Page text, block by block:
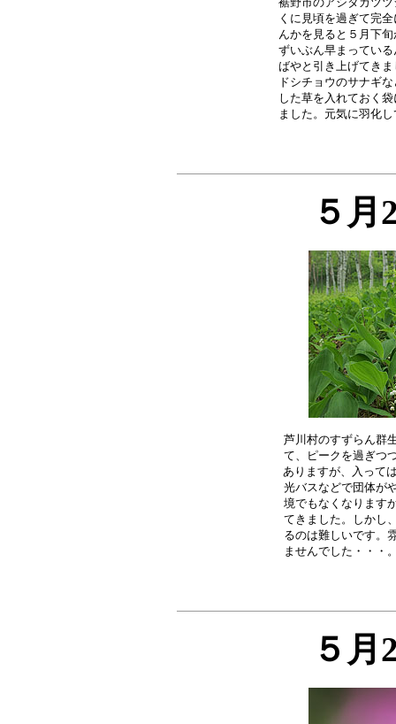
くに見頃を過ぎて完
んかを見ると５月下
ずいぶん早まってい
ばやと引き上げてき
ドシチョウのサナギ
した草を入れておく
５月
芦川村のすずらん群
て、ピークを過ぎつ
ありますが、入って
光バスなどで団体が
境でもなくなります
てきました。しかし
るのは難しいです。
５月